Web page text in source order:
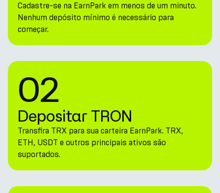
Cadastre-se na EarnPark em menos de um minuto.
Nenhum depósito mínimo é necessário para
começar.
02
Depositar TRON
Transfira TRX para sua carteira EarnPark. TRX,
ETH, USDT e outros principais ativos são
suportados.